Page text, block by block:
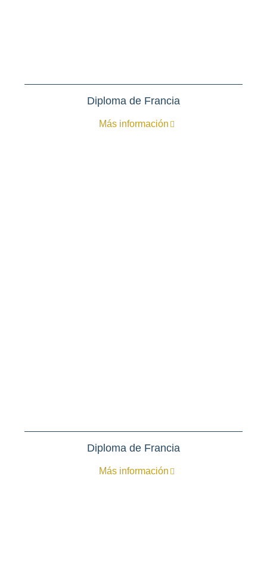
Diploma de Francia
Más información
Diploma de Francia
Más información